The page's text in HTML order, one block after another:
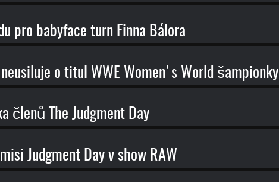
pro babyface turn Finna Bálora
o titul WWE Women's World šampionky
členů The Judgment Day
Judgment Day v show RAW